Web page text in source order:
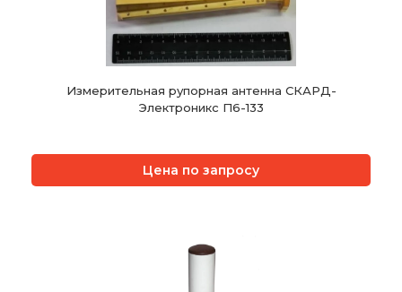
Измерительная рупорная антенна СКАРД-
Электроникс П6-133
Цена по запросу